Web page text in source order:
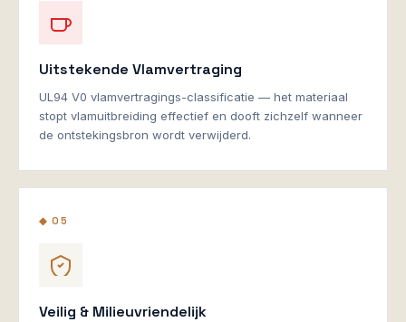
Uitstekende Vlamvertraging
UL94 V0 vlamvertragings-classificatie — het materiaal
stopt vlamuitbreiding effectief en dooft zichzelf wanneer
de ontstekingsbron wordt verwijderd.
◆ 05
Veilig & Milieuvriendelijk